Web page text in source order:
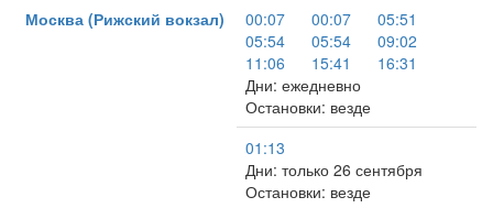
Москва (Рижский вокзал)
00:07 00:07
05:51
05:54
05:54
09:02
11:06
15:41
16:31
Дни: ежедневно
Остановки: везде
01:13
Дни: только 26 сентября
Остановки: везде